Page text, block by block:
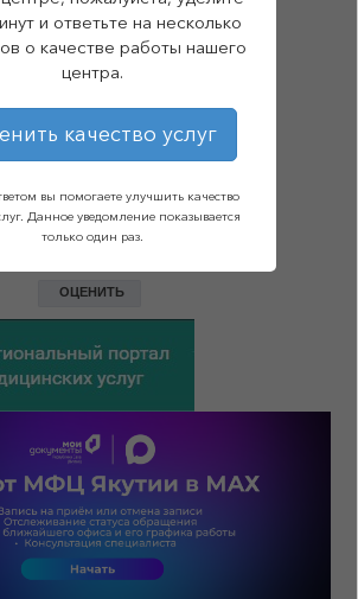
и ответьте на несколько
о качестве работы нашего
центра.
качество услуг
вы помогаете улучшить качество
Данное уведомление показывается
только один раз.